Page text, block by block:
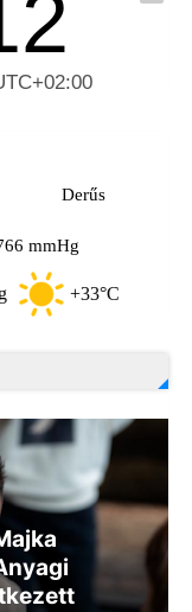
Derűs
mmHg
+33°C